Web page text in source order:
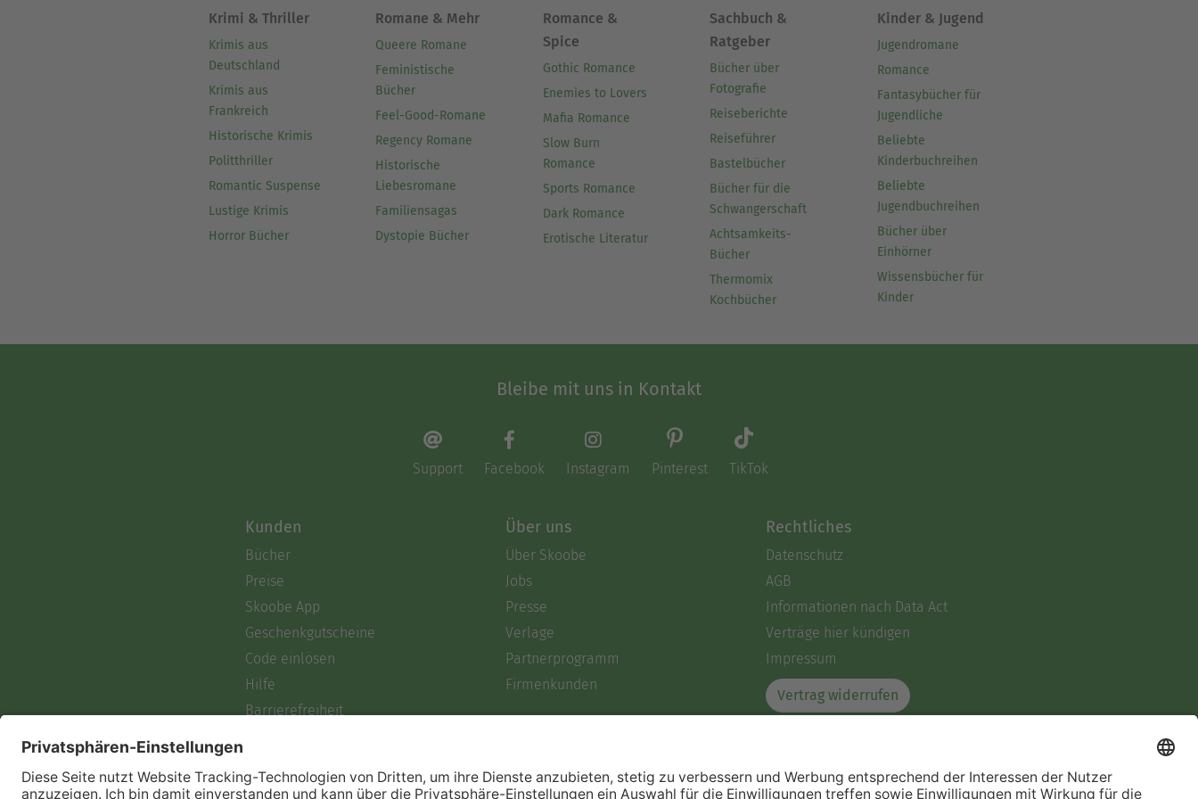
Krimi & Thriller
Krimis aus
Deutschland
Krimis aus
Frankreich
Historische Krimis
Politthriller
Romantic Suspense
Lustige Krimis
Horror Bücher
Romane & Mehr
Queere Romane
Feministische
Bücher
Feel-Good-Romane
Regency Romane
Historische
Liebesromane
Familiensagas
Dystopie Bücher
Romance &
Spice
Gothic Romance
Enemies to Lovers
Mafia Romance
Slow Burn
Romance
Sports Romance
Dark Romance
Erotische Literatur
Sachbuch &
Ratgeber
Bücher über
Fotografie
Reiseberichte
Reiseführer
Bastelbücher
Bücher für die
Schwangerschaft
Achtsamkeits-
Bücher
Thermomix
Kochbücher
Kinder & Jugend
Jugendromane
Romance
Fantasybücher für
Jugendliche
Beliebte
Kinderbuchreihen
Beliebte
Jugendbuchreihen
Bücher über
Einhörner
Wissensbücher für
Kinder
Bleibe mit uns in Kontakt
Support Facebook Instagram Pinterest TikTok
Kunden
Bücher
Preise
Skoobe App
Geschenkgutscheine
Code einlösen
Hilfe
Barrierefreiheit
Über uns
Über Skoobe
Jobs
Presse
Verlage
Partnerprogramm
Firmenkunden
Rechtliches
Datenschutz
AGB
Informationen nach Data Act
Verträge hier kündigen
Impressum
Vertrag widerrufen